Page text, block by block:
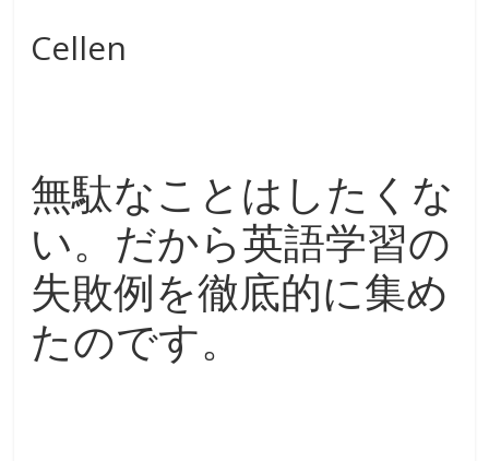
o
o
Cellen
無駄なことはしたくな
い。だから英語学習の
失敗例を徹底的に集め
たのです。